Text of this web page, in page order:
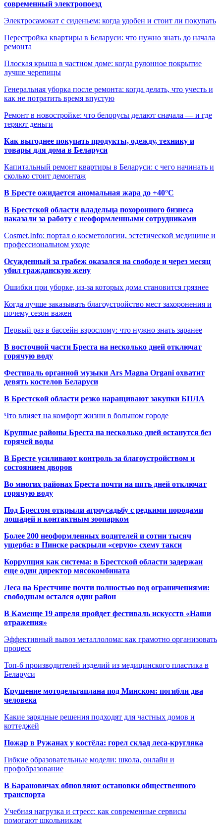
современный электропоезд
Электросамокат с сиденьем: когда удобен и стоит ли покупать
Перестройка квартиры в Беларуси: что нужно знать до начала
ремонта
Плоская крыша в частном доме: когда рулонное покрытие
лучше черепицы
Генеральная уборка после ремонта: когда делать, что учесть и
как не потратить время впустую
Ремонт в новостройке: что белорусы делают сначала — и где
теряют деньги
Как выгоднее покупать продукты, одежду, технику и
товары для дома в Беларуси
Капитальный ремонт квартиры в Беларуси: с чего начинать и
сколько стоит демонтаж
В Бресте ожидается аномальная жара до +40°C
В Брестской области владельца похоронного бизнеса
наказали за работу с неоформленными сотрудниками
Cosmet.Info: портал о косметологии, эстетической медицине и
профессиональном уходе
Осужденный за грабеж оказался на свободе и через месяц
убил гражданскую жену
Ошибки при уборке, из-за которых дома становится грязнее
Когда лучше заказывать благоустройство мест захоронения и
почему сезон важен
Первый раз в бассейн взрослому: что нужно знать заранее
В восточной части Бреста на несколько дней отключат
горячую воду
Фестиваль органной музыки Ars Magna Organi охватит
девять костелов Беларуси
В Брестской области резко наращивают закупки БПЛА
Что влияет на комфорт жизни в большом городе
Крупные районы Бреста на несколько дней останутся без
горячей воды
В Бресте усиливают контроль за благоустройством и
состоянием дворов
Во многих районах Бреста почти на пять дней отключат
горячую воду
Под Брестом открыли агроусадьбу с редкими породами
лошадей и контактным зоопарком
Более 200 неоформленных водителей и сотни тысяч
ущерба: в Пинске раскрыли «серую» схему такси
Коррупция как система: в Брестской области задержан
еще один директор мясокомбината
Леса на Брестчине почти полностью под ограничениями:
свободным остался один район
В Каменце 19 апреля пройдет фестиваль искусств «Наши
отражения»
Эффективный вывоз металлолома: как грамотно организовать
процесс
Топ-6 производителей изделий из медицинского пластика в
Беларуси
Крушение мотодельтаплана под Минском: погибли два
человека
Какие зарядные решения подходят для частных домов и
коттеджей
Пожар в Ружанах у костёла: горел склад леса-кругляка
Гибкие образовательные модели: школа, онлайн и
профобразование
В Барановичах обновляют остановки общественного
транспорта
Учебная нагрузка и стресс: как современные сервисы
помогают школьникам